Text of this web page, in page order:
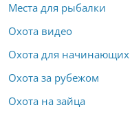
Места для рыбалки
Охота видео
Охота для начинающих
Охота за рубежом
Охота на зайца